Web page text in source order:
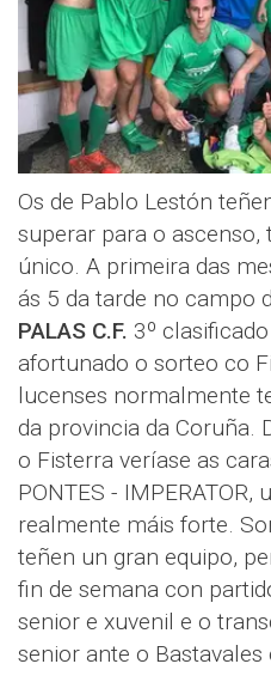
Os de Pablo Lestón
superar para o ascenso,
único. A primeira das
ás 5 da tarde no campo
PALAS C.F. 3º
afortunado o sorteo co
lucenses normalmente
da provincia da Coruña.
o Fisterra veríase as
PONTES -
realmente máis forte.
teñen un gran equipo,
fin de semana con
senior e xuvenil e o
senior ante o Bastavales